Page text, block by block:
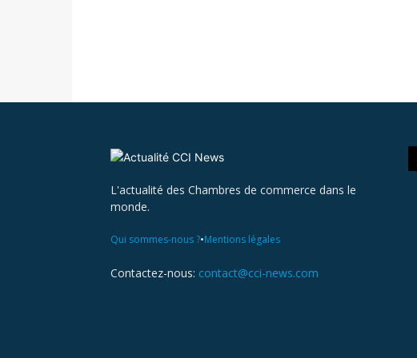
L'actualité des Chambres de commerce dans le
monde.
Qui sommes-nous ?•Mentions légales
Contactez-nous: contact@cci-news.com